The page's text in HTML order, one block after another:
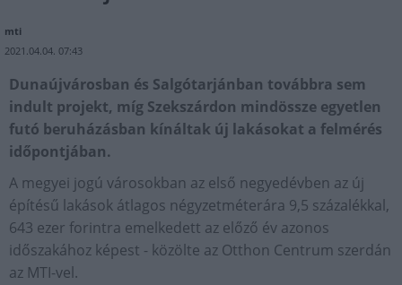
mti
2021.04.04. 07:43
Dunaújvárosban és Salgótarjánban továbbra sem
indult projekt, míg Szekszárdon mindössze egyetlen
futó beruházásban kínáltak új lakásokat a felmérés
időpontjában.
A megyei jogú városokban az első negyedévben az új
építésű lakások átlagos négyzetméterára 9,5 százalékkal,
643 ezer forintra emelkedett az előző év azonos
időszakához képest - közölte az Otthon Centrum szerdán
az MTI-vel.